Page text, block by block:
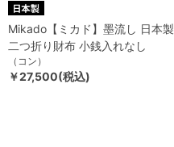
Mikado【ミカド】墨流し 日本製
二つ折り財布 小銭入れなし
（コン）
￥27,500(税込)